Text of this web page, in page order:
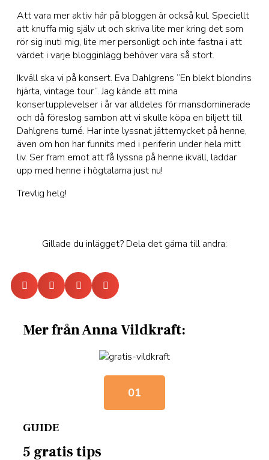
Att vara mer aktiv här på bloggen är också kul. Speciellt
att knuffa mig själv ut och skriva lite mer kring det som
rör sig inuti mig, lite mer personligt och inte fastna i att
värdet i varje blogginlägg behöver vara så stort.
Ikväll ska vi på konsert. Eva Dahlgrens ”En blekt blondins
hjärta, vintage tour”. Jag kände att mina
konsertupplevelser i år var alldeles för mansdominerade
och då föreslog sambon att vi skulle köpa en biljett till
Dahlgrens turné. Har inte lyssnat jättemycket på henne,
även om hon har funnits med i periferin under hela mitt
liv. Ser fram emot att få lyssna på henne ikväll, laddar
upp med henne i högtalarna just nu!
Trevlig helg!
Gillade du inlägget? Dela det gärna till andra:
Mer från Anna Vildkraft:
01
GUIDE
5 gratis tips